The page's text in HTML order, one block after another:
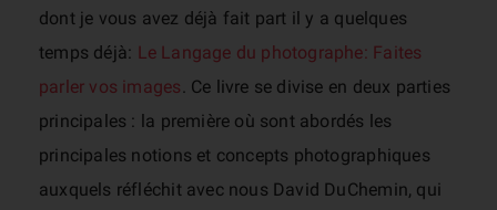
dont je vous avez déjà fait part il y a quelques
temps déjà: Le Langage du photographe: Faites
parler vos images. Ce livre se divise en deux parties
principales : la première où sont abordés les
principales notions et concepts photographiques
auxquels réfléchit avec nous David DuChemin, qui